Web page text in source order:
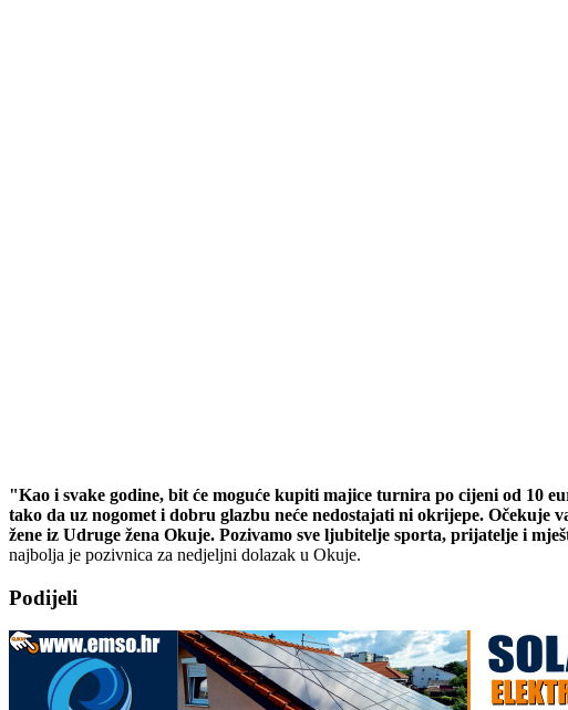
"Kao i svake godine, bit će moguće kupiti majice turnira po cijeni od 10
tako da uz nogomet i dobru glazbu neće nedostajati ni okrijepe. Očekuje
žene iz Udruge žena Okuje. Pozivamo sve ljubitelje sporta, prijatelje i
najbolja je pozivnica za nedjeljni dolazak u Okuje.
Podijeli